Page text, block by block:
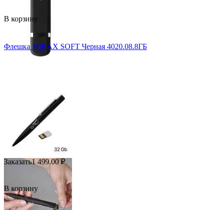
В корзину
Флешка MIRAX SOFT Черная 4020.08.8ГБ
Заказать1 499.00 ₽
В корзину